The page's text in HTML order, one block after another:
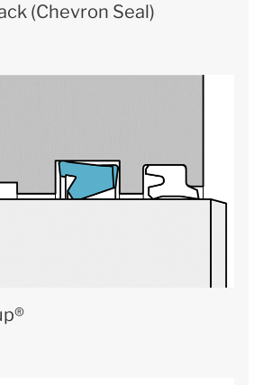
(Chevron Seal)